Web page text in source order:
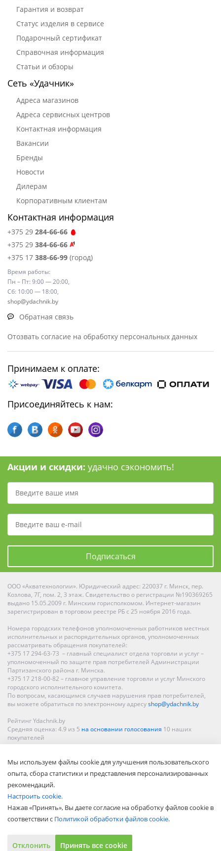
Гарантия и возврат
Статус изделия в сервисе
Подарочный сертификат
Справочная информация
Статьи и обзоры
Сеть «Удачник»
Адреса магазинов
Адреса сервисных центров
Контактная информация
Вакансии
Бренды
Новости
Дилерам
Корпоративным клиентам
Контактная информация
+375 29 284-66-66
+375 29 384-66-66
+375 17 388-66-99 (город)
Время работы:
Пн – Пт: 9:00 — 20:00,
Сб: 10:00 — 18:00,
shop@ydachnik.by
Обратная связь
Отозвать согласие на обработку персональных данных
Принимаем к оплате:
Присоединяйтесь к нам:
Акции и скидки: удачно сэкономить!
Подписаться
ООО «Акватехнологии». Юридический адрес: 220037 г. Минск, пер.
Козлова, 7Г, пом. 2, 3 этаж. Свидетельство о регистрации №190369265
выдано 15.05.2009 г. Минским горисполкомом. Интернет-магазин
зарегистрирован в торговом реестре РБ с 25 ноября 2016 года.
Номера городских телефонов уполномоченных работников местных
исполнительных и распорядительных органов, уполномоченных
рассматривать обращения покупателей:
+375 17 294-63-73 – главный специалист отдела торговли и услуг –
уполномоченный по защите прав потребителей Администрации
Партизанского района г. Минска.
+375 17 218-00-82 – главное управление торговли и услуг Минского
городского исполнительного комитета.
По вопросам, касающимся случаев нарушения прав потребителей,
вы можете обратиться по электронному адресуshop@ydachnik.by
Рейтинг Ydachnik.by
Средняя оценка: 4.9 из 5 на основании голосования 10 наших
покупателей
Гродно, Могилеве, Бобруйске, Барановичах, Молодечно,
Новополоцке, Пинске, Солигорске. При заказе в интернет-магазине
доставка осуществляется по всей Беларуси.
Показать полную версию
Мы используем файлы cookie для улучшения пользовательского
опыта, сбора статистики и представления персонализированных
рекомендаций.
Настроить cookie.
Нажав «Принять», Вы даете согласие на обработку файлов cookie в
соответствии с Политикой обработки файлов cookie.
Отклонить Принять все cookie